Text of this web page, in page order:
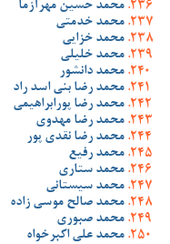
محمد حسین مهرآزما
محمد خدمتی
محمد خزایی
محمد خلیلی
محمد دانشور
محمد رضا بنی اسد راد
محمد رضا پورابراهیمی
محمد رضا مهدوی
محمد رضا نقدی پور
محمد رفیع
محمد ستاری
محمد سیستانی
محمد صالح موسی زاده
محمد صبوری
محمد علی اکبرخواه